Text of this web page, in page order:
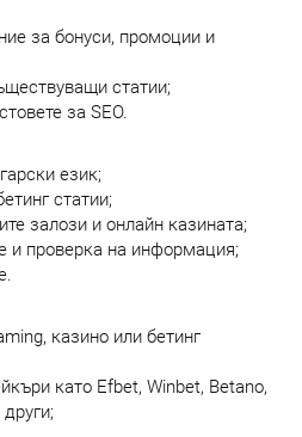
за бонуси, промоции и
статии;
за SEO.
език;
статии;
залози и онлайн казината;
и проверка на информация;
казино или бетинг
като Efbet, Winbet, Betano,